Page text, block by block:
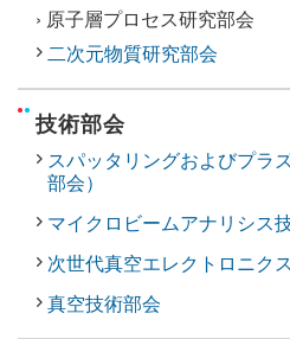
› 原子層プロセス研究部会
二次元物質研究部会
技術部会
スパッタリングおよびプラ
部会）
マイクロビームアナリシス
次世代真空エレクトロニク
真空技術部会